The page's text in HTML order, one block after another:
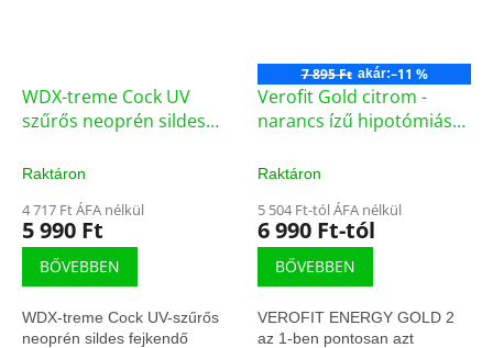
WDX-treme Cock UV
szűrős neoprén sildes
Raktáron
4 717 Ft ÁFA nélkül
5 990 Ft
BŐVEBBEN
WDX-treme Cock UV-szűrős
neoprén sildes fejkendő
7 895 Ft akár:–11 %
Verofit Gold citrom -
narancs ízű hipotómiás
Raktáron
5 504 Ft-tól ÁFA nélkül
6 990 Ft-tól
BŐVEBBEN
VEROFIT ENERGY GOLD 2
az 1-ben pontosan azt